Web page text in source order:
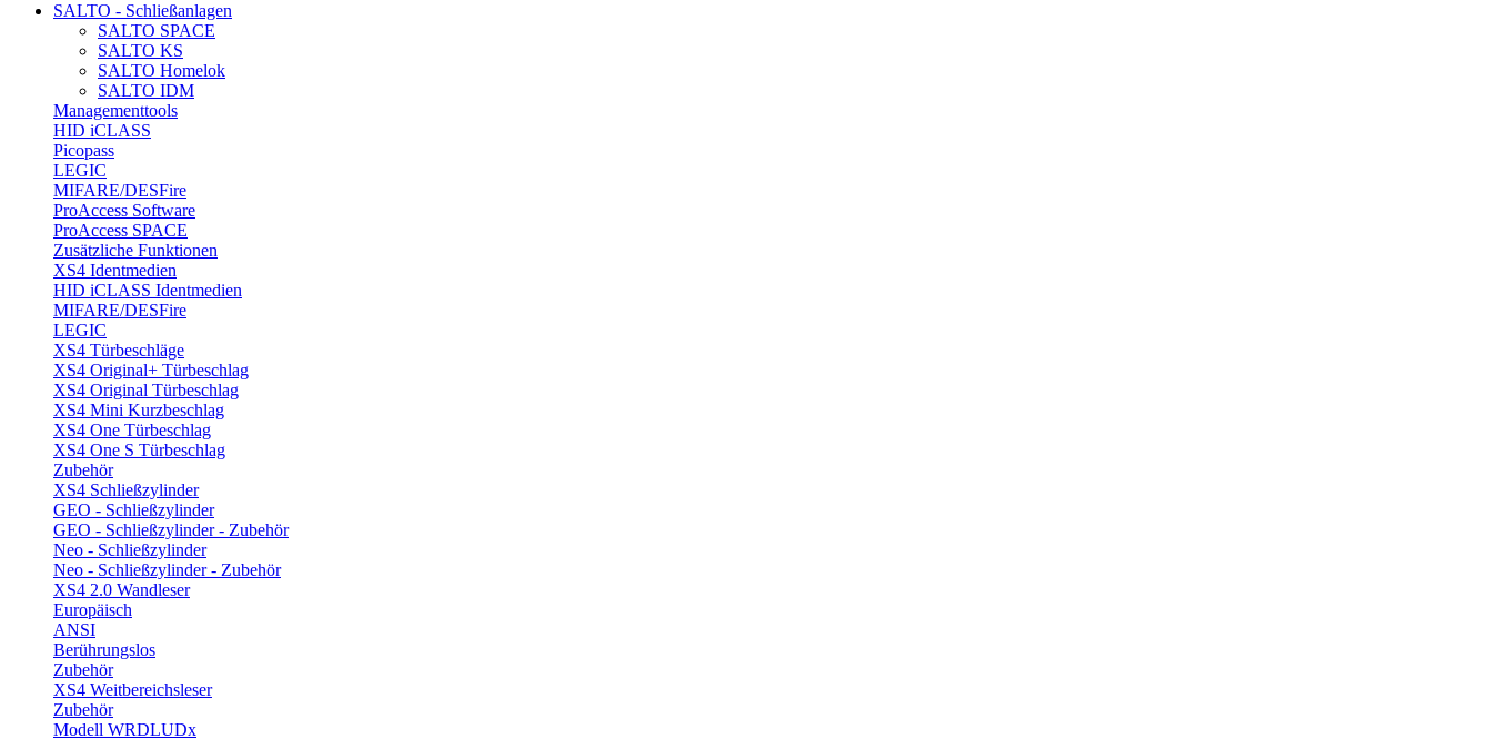
SALTO - Schließanlagen
SALTO SPACE
SALTO KS
SALTO Homelok
SALTO IDM
Managementtools
HID iCLASS
Picopass
LEGIC
MIFARE/DESFire
ProAccess Software
ProAccess SPACE
Zusätzliche Funktionen
XS4 Identmedien
HID iCLASS Identmedien
MIFARE/DESFire
LEGIC
XS4 Türbeschläge
XS4 Original+ Türbeschlag
XS4 Original Türbeschlag
XS4 Mini Kurzbeschlag
XS4 One Türbeschlag
XS4 One S Türbeschlag
Zubehör
XS4 Schließzylinder
GEO - Schließzylinder
GEO - Schließzylinder - Zubehör
Neo - Schließzylinder
Neo - Schließzylinder - Zubehör
XS4 2.0 Wandleser
Europäisch
ANSI
Berührungslos
Zubehör
XS4 Weitbereichsleser
Zubehör
Modell WRDLUDx